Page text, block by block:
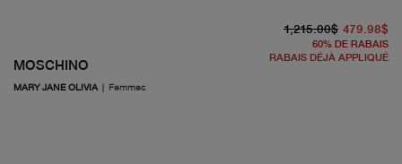
MOSCHINO
MARY JANE OLIVIA | Femmes
1,215.00$ 479.98$
60% DE RABAIS
RABAIS DÉJÀ APPLIQUÉ